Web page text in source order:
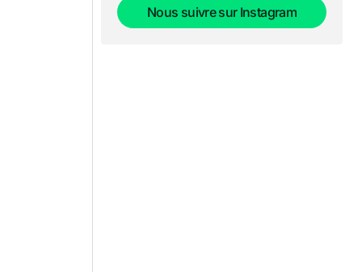
Nous suivre sur Instagram